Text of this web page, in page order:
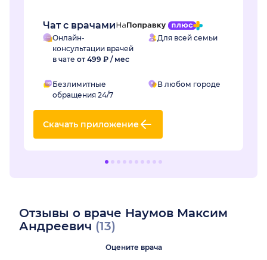
Чат с врачами
Онлайн-
консультации врачей
в чате от 499 ₽ / мес
Для всей семьи
Безлимитные
обращения 24/7
В любом городе
Скачать приложение
Отзывы о враче Наумов Максим
Андреевич (13)
Оцените врача